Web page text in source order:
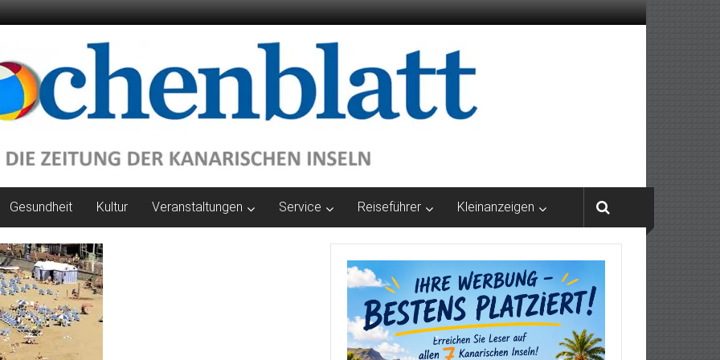
Gesundheit Kultur Veranstaltungen Service Reiseführer Kleinanzeigen